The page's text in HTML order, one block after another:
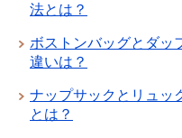
法とは？
ボストンバッグとダッ
違いは？
ナップサックとリュッ
とは？